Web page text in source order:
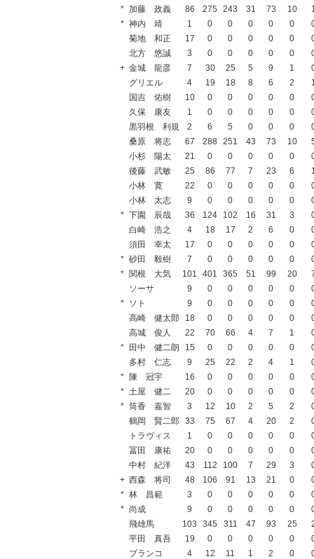
* 加藤 政義 86 275 243 31 73 10
* 神内 靖 1 0 0 0 0 0
菊地 和正
17 0 0 0 0 0
北方 悠誠
3 0 0 0 0 0
+ 金城 龍彦 7 30 25 5 9 1
グリエル
4 19 18 8 6 2
国吉 佑樹
10 0 0 0 0 0
久保 康友
1 0 0 0 0 0
黒羽根 利規
2 6 5 0 0 0
桑原 将志
67 288 251 43 73 10
小杉 陽太
21 0 0 0 0 0
後藤 武敏
25 86 77 7 23 6
小林 寛
22 0 0 0 0 0
小林 太志
9 0 0 0 0 0
* 下園 辰哉 36 124 102 16 31 3
白崎 浩之
4 18 17 2 6 0
須田 幸太
17 0 0 0 0 0
* 砂田 毅樹 7 0 0 0 0 0
* 関根 大気 101 401 365 51 99 20
ソーサ
9 0 0 0 0 0
* ソト 9 0 0 0 0 0
高崎 健太郎
18 0 0 0 0 0
高城 俊人
22 70 66 4 7 1
*
田中 健二朗 15 0 0 0 0 0
多村 仁志
9 25 22 2 4 1
* 陳 冠宇 16 0 0 0 0 0
* 土屋 健二 20 0 0 0 0 0
* 筒香 嘉智 3 12 10 2 5 2
鶴岡 賢二郎 33 75 67 4 20 2
トラヴィス
1 0 0 0 0 0
冨田 康祐
20 0 0 0 0 0
中村 紀洋
43 112 100 7 29 3
+ 西森 将司 48 106 91 13 21 0
* 林 昌範 3 0 0 0 0 0
* 尚成 9 0 0 0 0 0
飛雄馬
103 345 311 47 93 25
平田 真吾
19 0 0 0 0 0
ブランコ
4 12 11 1 2 0